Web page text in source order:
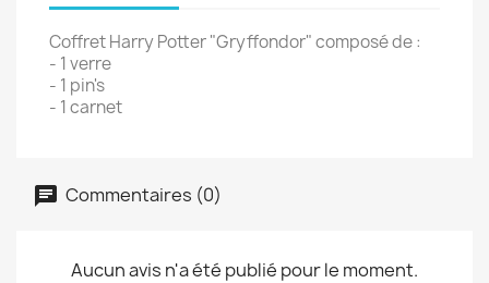
Coffret Harry Potter "Gryffondor" composé de :
- 1 verre
- 1 pin's
- 1 carnet
Commentaires (0)
Aucun avis n'a été publié pour le moment.